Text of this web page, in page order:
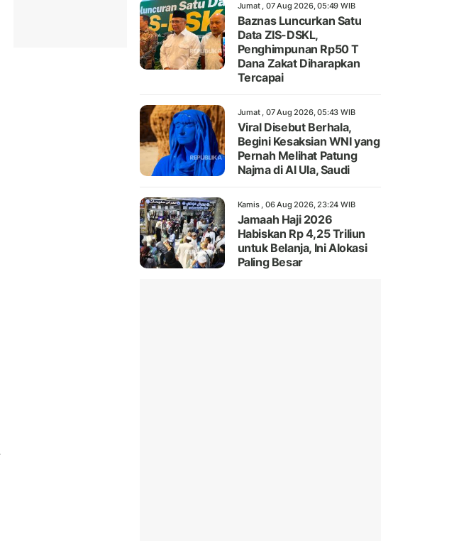
Jumat , 07 Aug 2026, 05:49 WIB
Baznas Luncurkan Satu
Data ZIS-DSKL,
Penghimpunan Rp50 T
Dana Zakat Diharapkan
Tercapai
Jumat , 07 Aug 2026, 05:43 WIB
Viral Disebut Berhala,
Begini Kesaksian WNI yang
Pernah Melihat Patung
Najma di Al Ula, Saudi
Kamis , 06 Aug 2026, 23:24 WIB
Jamaah Haji 2026
Habiskan Rp 4,25 Triliun
untuk Belanja, Ini Alokasi
Paling Besar